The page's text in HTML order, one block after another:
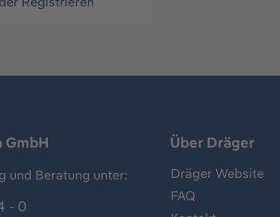
GmbH
und Beratung unter:
- 0
Über Dräger
Dräger Website
FAQ